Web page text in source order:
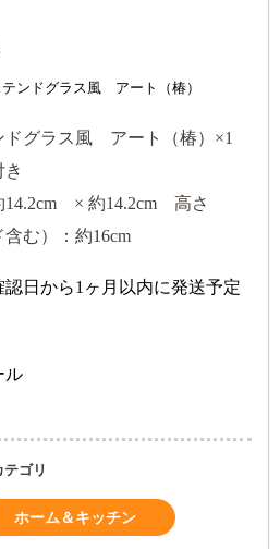
テンドグラス風 アート（椿）
ドグラス風 アート（椿）×1
き
14.2cm × 約14.2cm 高さ
含む）：約16cm
認日から1ヶ月以内に発送予定
ル
ゴリ
ホーム＆キッチン